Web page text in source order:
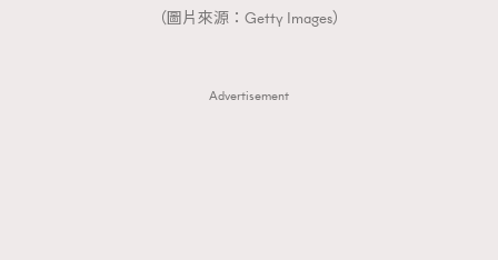
（圖片來源：Getty Images）
Advertisement